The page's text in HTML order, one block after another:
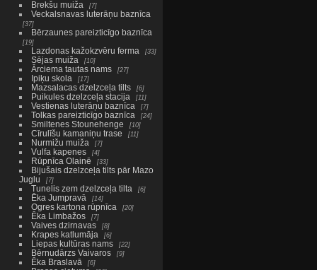
Brekšu muiža 7
Veckalsnavas luterāņu baznīca
37
Bērzaunes pareizticīgo baznīca
19
Lazdonas kažokzvēru ferma 33
Sējas muiža 10
Ārciema tautas nams 27
Ipiķu skola 17
Mazsalacas dzelzceļa tilts 6
Puikules dzelzceļa stacija 11
Vestienas luterāņu baznīca 7
Tolkas pareizticīgo baznīca 24
Smiltenes Stounehenge 10
Cīrulīšu kamaniņu trase 11
Nurmižu muiža 7
Vulfa kapenes 4
Rūpnīca Olainē 33
Bijušais dzelzceļa tilts pār Mazo
Juglu
7
Tunelis zem dzelzceļa tilta 6
Ēka Jumpravā 14
Ogres kartona rūpnīca 20
Ēka Limbažos 7
Vaives dzirnavas 8
Krapes katlumāja 6
Liepas kultūras nams 22
Bērnudārzs Vaivaros 9
Ēka Braslavā 6